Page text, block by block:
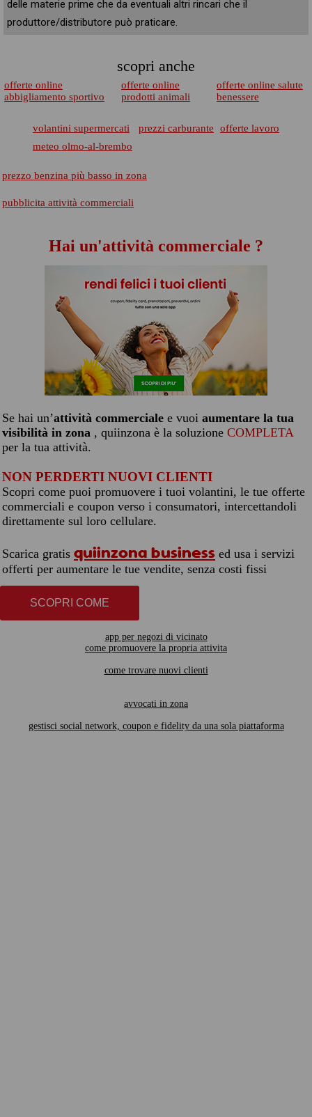
delle materie prime che da eventuali altri rincari che il
produttore/distributore può praticare.
scopri anche
offerte online
abbigliamento sportivo
offerte online
prodotti animali
offerte online salute
benessere
volantini supermercati prezzi carburante
offerte lavoro
meteo olmo-al-brembo
prezzo benzina più basso in zona
pubblicita attività commerciali
Hai un'attività commerciale ?
Se hai un’attività commerciale e vuoi aumentare la tua
visibilità in zona , quiinzona è la soluzione COMPLETA
per la tua attività.
NON PERDERTI NUOVI CLIENTI
Scopri come puoi promuovere i tuoi volantini, le tue offerte
commerciali e coupon verso i consumatori, intercettandoli
direttamente sul loro cellulare.
Scarica gratis quiinzona business ed usa i servizi
offerti per aumentare le tue vendite, senza costi fissi
SCOPRI COME
app per negozi di vicinato
come promuovere la propria attivita
come trovare nuovi clienti
avvocati in zona
gestisci social network, coupon e fidelity da una sola piattaforma